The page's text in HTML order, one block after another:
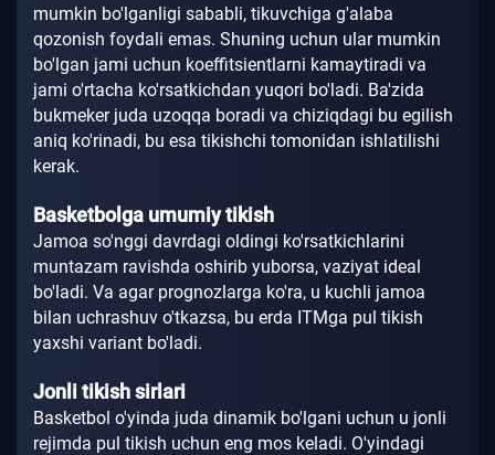
mumkin bo'lganligi sababli, tikuvchiga g'alaba
qozonish foydali emas. Shuning uchun ular mumkin
bo'lgan jami uchun koeffitsientlarni kamaytiradi va
jami o'rtacha ko'rsatkichdan yuqori bo'ladi. Ba'zida
bukmeker juda uzoqqa boradi va chiziqdagi bu egilish
aniq ko'rinadi, bu esa tikishchi tomonidan ishlatilishi
kerak.
Basketbolga umumiy tikish
Jamoa so'nggi davrdagi oldingi ko'rsatkichlarini
muntazam ravishda oshirib yuborsa, vaziyat ideal
bo'ladi. Va agar prognozlarga ko'ra, u kuchli jamoa
bilan uchrashuv o'tkazsa, bu erda ITMga pul tikish
yaxshi variant bo'ladi.
Jonli tikish sirlari
Basketbol o'yinda juda dinamik bo'lgani uchun u jonli
rejimda pul tikish uchun eng mos keladi. O'yindagi